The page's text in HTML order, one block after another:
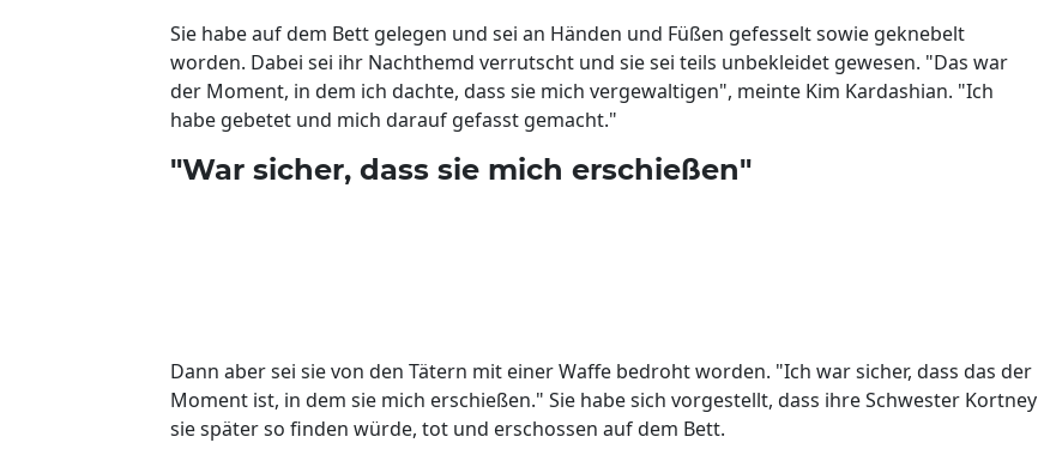
Sie habe auf dem Bett gelegen und sei an Händen und Füßen gefesselt sowie geknebelt
worden. Dabei sei ihr Nachthemd verrutscht und sie sei teils unbekleidet gewesen. "Das war
der Moment, in dem ich dachte, dass sie mich vergewaltigen", meinte Kim Kardashian. "Ich
habe gebetet und mich darauf gefasst gemacht."
"War sicher, dass sie mich erschießen"
Dann aber sei sie von den Tätern mit einer Waffe bedroht worden. "Ich war sicher, dass das der
Moment ist, in dem sie mich erschießen." Sie habe sich vorgestellt, dass ihre Schwester Kortney
sie später so finden würde, tot und erschossen auf dem Bett.